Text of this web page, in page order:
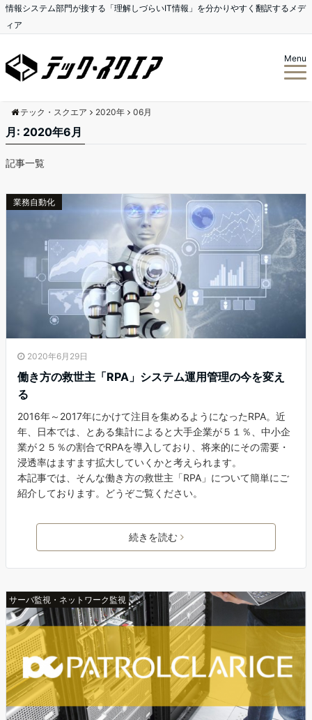
情報システム部門が接する「理解しづらいIT情報」を分かりやすく翻訳するメデ
ィア
Menu
テック・スクエア 2020年 06月
月: 2020年6月
記事一覧
業務自動化
2020年6月29日
働き方の救世主「RPA」システム運用管理の今を変え
る
2016年～2017年にかけて注目を集めるようになったRPA。近
年、日本では、とある集計によると大手企業が５１％、中小企
業が２５％の割合でRPAを導入しており、将来的にその需要・
浸透率はますます拡大していくかと考えられます。
本記事では、そんな働き方の救世主「RPA」について簡単にご
紹介しております。どうぞご覧ください。
続きを読む
サーバ監視・ネットワーク監視